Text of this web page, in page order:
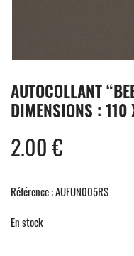
AUTOCOLLANT
DIMENSIONS :
2.00€
Référence : AUFUN005RS
En stock